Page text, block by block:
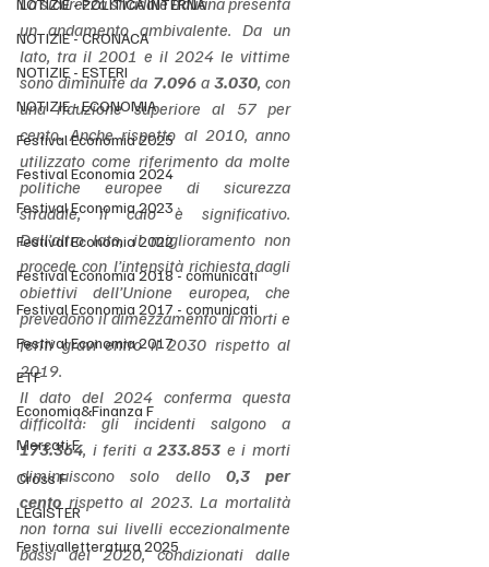
NOTIZIE - CRONACA
NOTIZIE - ESTERI
NOTIZIE - ECONOMIA
Festival Economia 2025
Festival Economia 2024
Festival Economia 2023
Festival Economia 2022
Festival Economia 2018 - comunicati
Festival Economia 2017 - comunicati
Festival Economia 2017
ETF
Economia&Finanza F
Mercati F
Cross F
LEGISTER
Festivalletteratura 2025
un andamento ambivalente. Da un
lato, tra il 2001 e il 2024 le vittime
sono diminuite da 7.096 a 3.030, con
una riduzione superiore al 57 per
cento. Anche rispetto al 2010, anno
utilizzato come riferimento da molte
politiche europee di sicurezza
stradale, il calo è significativo.
Dall’altro lato, il miglioramento non
procede con l’intensità richiesta dagli
obiettivi dell’Unione europea, che
prevedono il dimezzamento di morti e
feriti gravi entro il 2030 rispetto al
2019.
Il dato del 2024 conferma questa
173.364, i feriti a 233.853 e i morti
diminuiscono solo dello 0,3 per
cento rispetto al 2023. La mortalità
non torna sui livelli eccezionalmente
bassi del 2020, condizionati dalle